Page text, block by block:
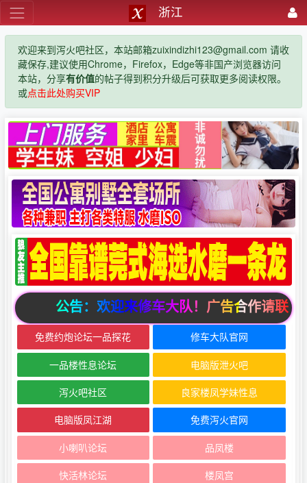
浙江
欢迎来到泻火吧社区，本站邮箱zuixindizhi123@gmail.com 请收
藏保存,建议使用Chrome，Firefox，Edge等非国产浏览器访问
本站，分享有价值的帖子得到积分升级后可获取更多阅读权限。
或点击此处购买VIP
公告：欢迎来修车大队！广告合作请联
免费约炮论坛一品探花 修车大队官网
一品楼性息论坛 电脑版泄火吧
泻火吧社区 良家楼凤学妹性息
电脑版凤江湖 免费泻火官网
小喇叭论坛 品凤楼
快活林论坛 楼凤宫